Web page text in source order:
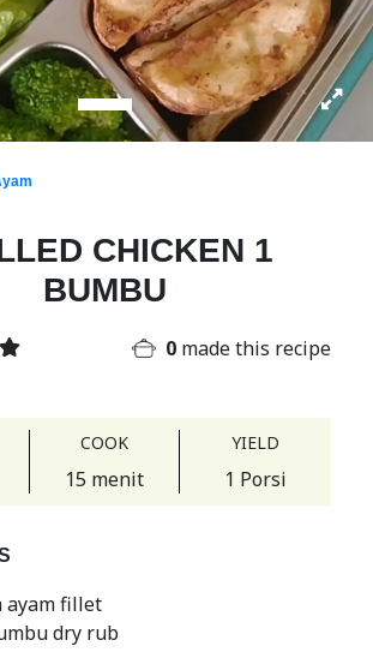
CHICKEN 1
BUMBU
0 made this recipe
COOK
15 menit
YIELD
1 Porsi
ayam fillet
dry rub